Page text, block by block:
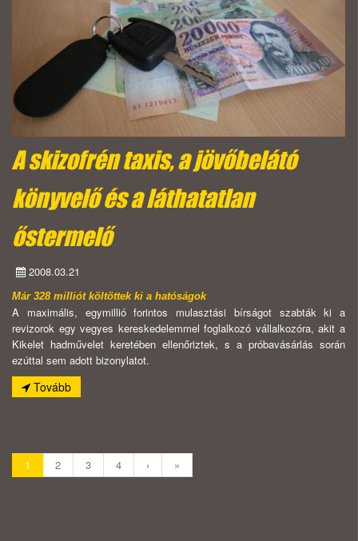
A skizofrén taxis, a jövőbelátó
könyvelő és a láthatatlan
őstermelő
2008.03.21
Már 328 milliót költöttek ki a hatóságok
A maximális, egymillió forintos mulasztási bírságot szabták ki a
revizorok egy vegyes kereskedelemmel foglalkozó vállalkozóra, akit a
Kikelet hadművelet keretében ellenőriztek, s a próbavásárlás során
ezúttal sem adott bizonylatot.
Tovább
1 2 3 4 › »